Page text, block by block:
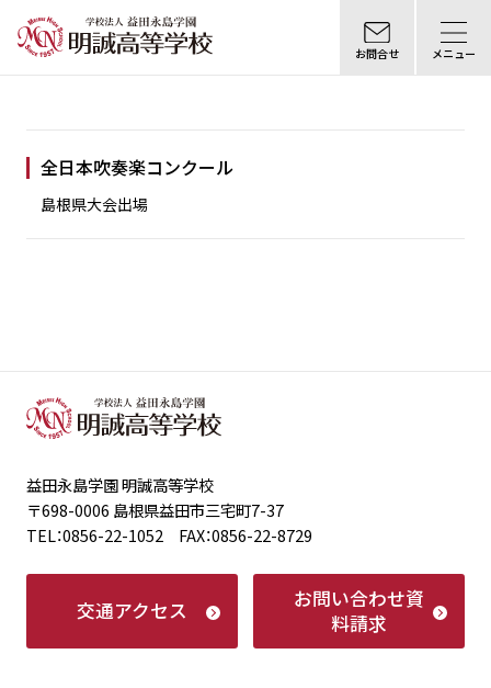
お問合せ メニュー
全日本吹奏楽コンクール
島根県大会出場
益田永島学園 明誠高等学校
〒698-0006 島根県益田市三宅町7-37
TEL：0856-22-1052 FAX：0856-22-8729
交通アクセス お問い合わせ資
料請求